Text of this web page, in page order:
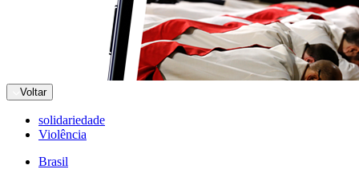
Voltar
solidariedade
Violência
Brasil